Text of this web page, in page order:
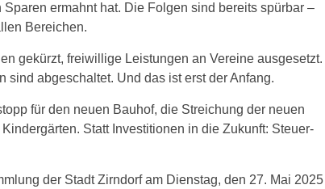
ermahnt hat. Die Folgen sind bereits spürbar –
Bereichen.
gekürzt, freiwillige Leistungen an Vereine ausgesetzt.
abgeschaltet. Und das ist erst der Anfang.
für den neuen Bauhof, die Streichung der neuen
Statt Investitionen in die Zukunft: Steuer-
der Stadt Zirndorf am Dienstag, den 27. Mai 2025